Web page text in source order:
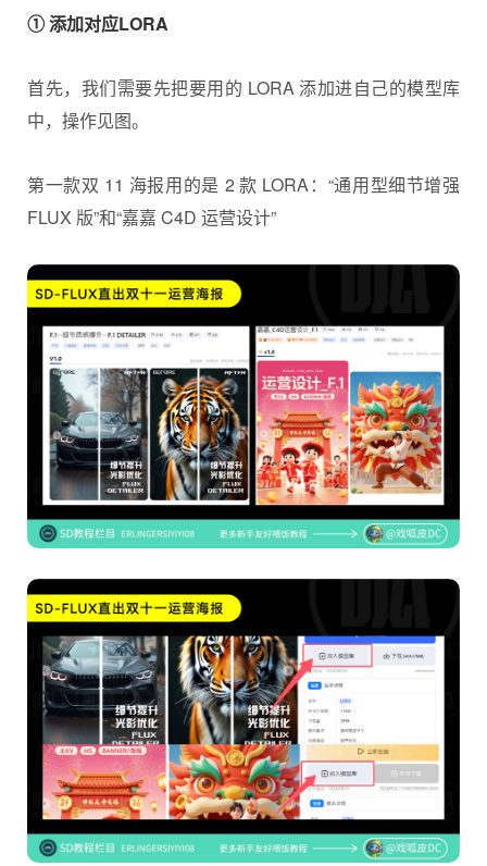
① 添加对应LORA
首先，我们需要先把要用的 LORA 添加进自己的模型库
中，操作见图。
第一款双 11 海报用的是 2 款 LORA：“通用型细节增强
FLUX 版”和“嘉嘉 C4D 运营设计”